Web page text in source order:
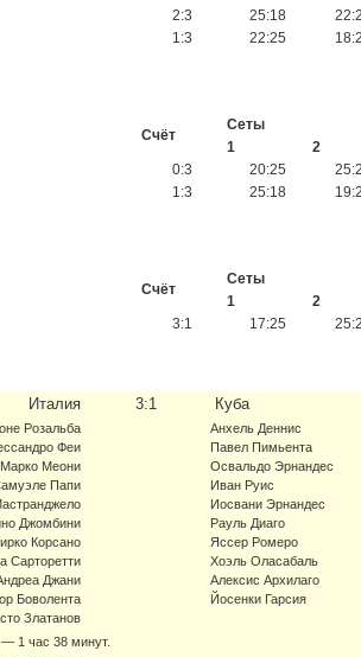
2:3 25:18
1:3 22:25
Счёт
Сеты
1
2
0:3 20:25
1:3 25:18
Счёт
Сеты
1
2
3:1 17:25
Италия 3:1 Куба
Розальба
Феи
Марко Меони
Папи
Джомбини
Корсано
Сарторетти
Джани
Боволента
Златанов
Анхель Деннис
Павел Пимьента
Освальдо Эрнандес
Иван Руис
Иосвани Эрнандес
Рауль Диаго
Яссер Ромеро
Хоэль Оласабаль
Алексис Архилаго
Йосенки Гарсия
1 час 38 минут.